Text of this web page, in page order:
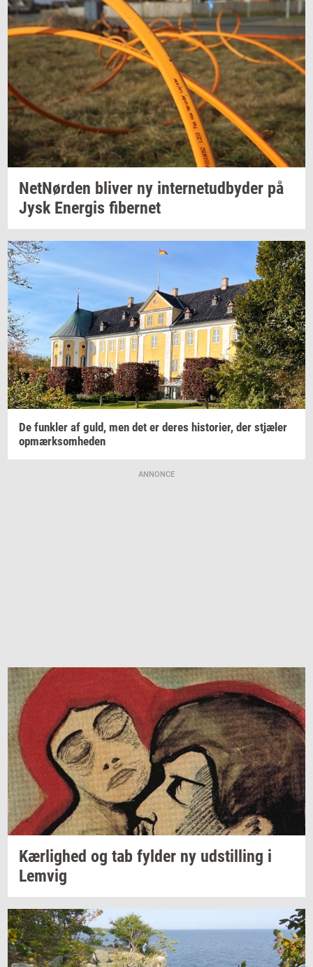
Net­Nør­den bli­ver ny in­ter­ne­tud­by­der på
Jysk Ener­gis fi­ber­net
De funk­ler af guld, men det er deres hi­sto­ri­er, der stjæ­ler
op­mærk­som­he­den
ANNONCE
Kær­lig­hed og tab fyl­der ny ud­stil­ling i
Lemvig